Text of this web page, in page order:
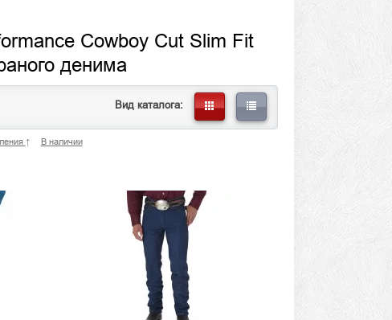
Cowboy Cut Slim Fit
денима
Вид каталога:
↑ В наличии